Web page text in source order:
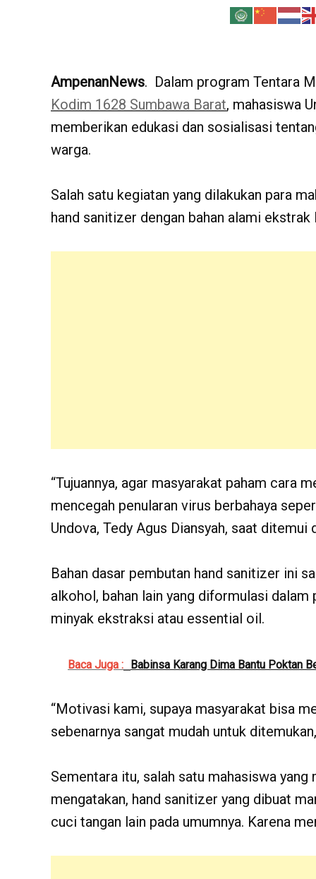
AmpenanNews. Dalam program Tentara
Kodim 1628 Sumbawa Barat, mahasiswa
memberikan edukasi dan sosialisasi
warga.
Salah satu kegiatan yang dilakukan para
hand sanitizer dengan bahan alami
“Tujuannya, agar masyarakat paham cara
mencegah penularan virus berbahaya
Undova, Tedy Agus Diansyah, saat
Bahan dasar pembutan hand sanitizer ini
alkohol, bahan lain yang diformulasi dalam
minyak ekstraksi atau essential oil.
Baca Juga : Babinsa Karang Dima Bantu Poktan
“Motivasi kami, supaya masyarakat bisa
sebenarnya sangat mudah untuk
Sementara itu, salah satu mahasiswa
mengatakan, hand sanitizer yang dibuat
cuci tangan lain pada umumnya. Karena